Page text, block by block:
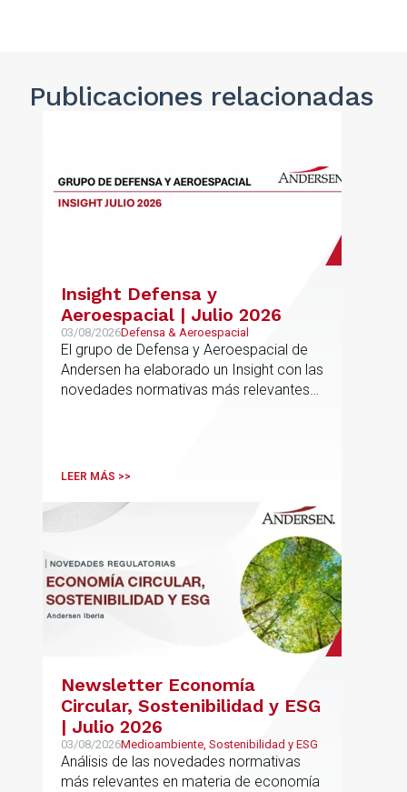
Publicaciones relacionadas
Insight Defensa y
Aeroespacial | Julio 2026
03/08/2026Defensa & Aeroespacial
El grupo de Defensa y Aeroespacial de
Andersen ha elaborado un Insight con las
novedades normativas más relevantes
LEER MÁS >>
Newsletter Economía
Circular, Sostenibilidad y ESG
| Julio 2026
03/08/2026Medioambiente, Sostenibilidad y ESG
Análisis de las novedades normativas
más relevantes en materia de economía